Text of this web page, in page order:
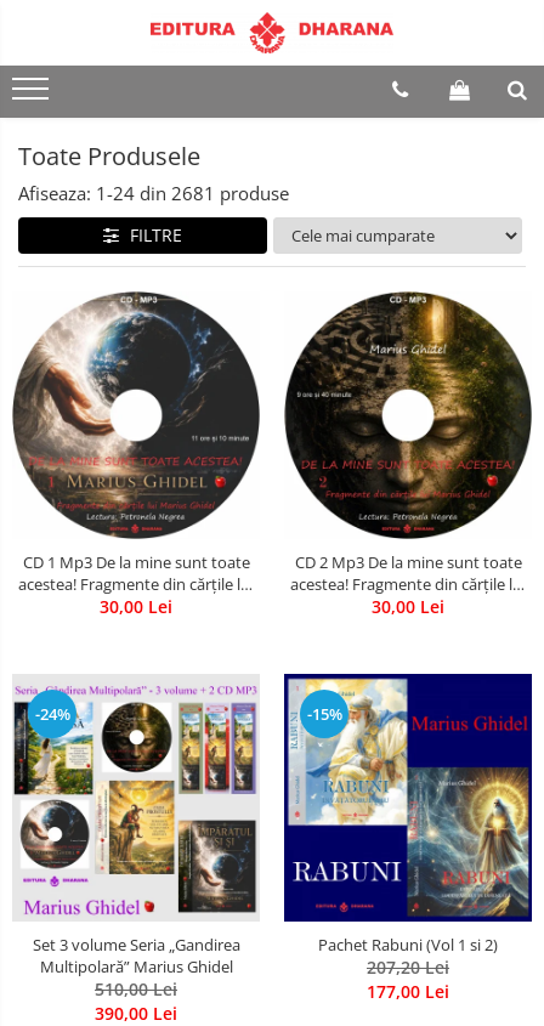
Toate Produsele
Afiseaza: 1-24 din 2681 produse
FILTRE
CD 1 Mp3 De la mine sunt toate
acestea! Fragmente din cărțile lui
Marius Ghidel
30,00 Lei
CD 2 Mp3 De la mine sunt toate
acestea! Fragmente din cărțile lui
Marius Ghidel
30,00 Lei
-24%
Set 3 volume Seria „Gandirea
Multipolară” Marius Ghidel
510,00 Lei
390,00 Lei
-15%
Pachet Rabuni (Vol 1 si 2)
207,20 Lei
177,00 Lei